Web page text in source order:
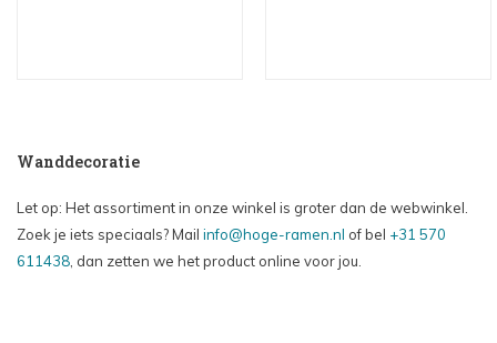
Wanddecoratie
Let op: Het assortiment in onze winkel is groter dan de webwinkel.
Zoek je iets speciaals? Mail info@hoge-ramen.nl of bel +31 570
611438 , dan zetten we het product online voor jou.